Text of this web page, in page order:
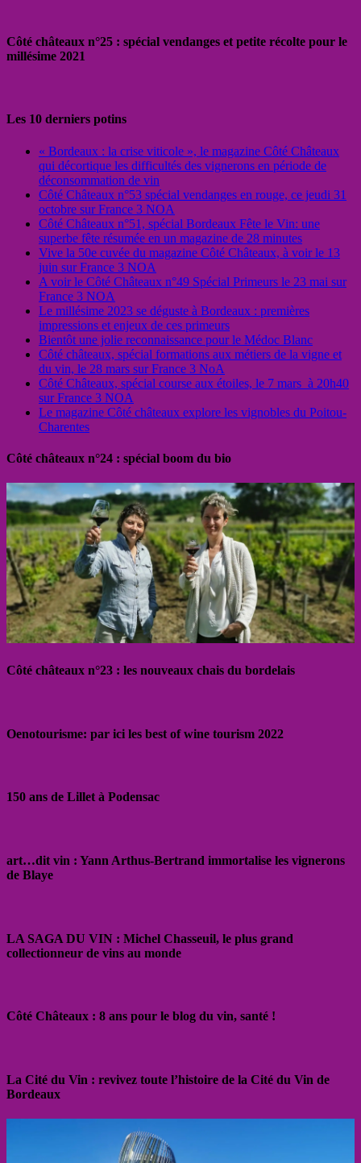
Côté châteaux n°25 : spécial vendanges et petite récolte pour le
millésime 2021
Les 10 derniers potins
« Bordeaux : la crise viticole », le magazine Côté Châteaux
qui décortique les difficultés des vignerons en période de
déconsommation de vin
Côté Châteaux n°53 spécial vendanges en rouge, ce jeudi 31
octobre sur France 3 NOA
Côté Châteaux n°51, spécial Bordeaux Fête le Vin: une
superbe fête résumée en un magazine de 28 minutes
Vive la 50e cuvée du magazine Côté Châteaux, à voir le 13
juin sur France 3 NOA
A voir le Côté Châteaux n°49 Spécial Primeurs le 23 mai sur
France 3 NOA
Le millésime 2023 se déguste à Bordeaux : premières
impressions et enjeux de ces primeurs
Bientôt une jolie reconnaissance pour le Médoc Blanc
Côté châteaux, spécial formations aux métiers de la vigne et
du vin, le 28 mars sur France 3 NoA
Côté Châteaux, spécial course aux étoiles, le 7 mars à 20h40
sur France 3 NOA
Le magazine Côté châteaux explore les vignobles du Poitou-
Charentes
Côté châteaux n°24 : spécial boom du bio
Côté châteaux n°23 : les nouveaux chais du bordelais
Oenotourisme: par ici les best of wine tourism 2022
150 ans de Lillet à Podensac
art…dit vin : Yann Arthus-Bertrand immortalise les vignerons
de Blaye
LA SAGA DU VIN : Michel Chasseuil, le plus grand
collectionneur de vins au monde
Côté Châteaux : 8 ans pour le blog du vin, santé !
La Cité du Vin : revivez toute l’histoire de la Cité du Vin de
Bordeaux